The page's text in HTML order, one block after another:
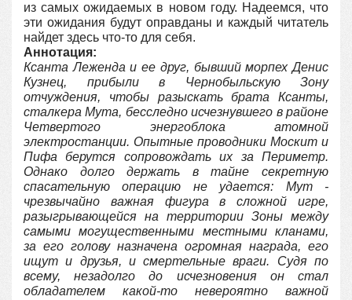
из самых ожидаемых в новом году. Надеемся, что
эти ожидания будут оправданы и каждый читатель
найдет здесь что-то для себя.
Аннотация:
Ксанта Леженда и ее друг, бывший морпех Денис
Кузнец, прибыли в Чернобыльскую Зону
отчуждения, чтобы разыскать брата Ксанты,
сталкера Мута, бесследно исчезнувшего в районе
Четвертого энергоблока атомной
электростанции. Опытные проводники Москит и
Пифа берутся сопровождать их за Периметр.
Однако долго держать в тайне секретную
спасательную операцию не удается: Мут -
чрезвычайно важная фигура в сложной игре,
разыгрывающейся на территории Зоны между
самыми могущественными местными кланами,
за его голову назначена огромная награда, его
ищут и друзья, и смертельные враги. Судя по
всему, незадолго до исчезновения он стал
обладателем какой-то невероятно важной